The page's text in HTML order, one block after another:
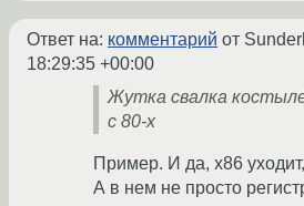
Ответ на: комментарий от
18:29:35 +00:00
Жутка свалка
с 80-х
Пример. И да, x86
А в нем не просто